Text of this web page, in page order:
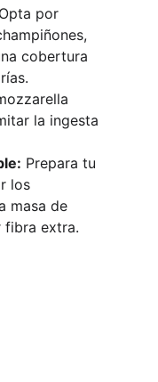
Opta por
cobertura
la ingesta
Prepara tu
los
masa de
fibra extra.